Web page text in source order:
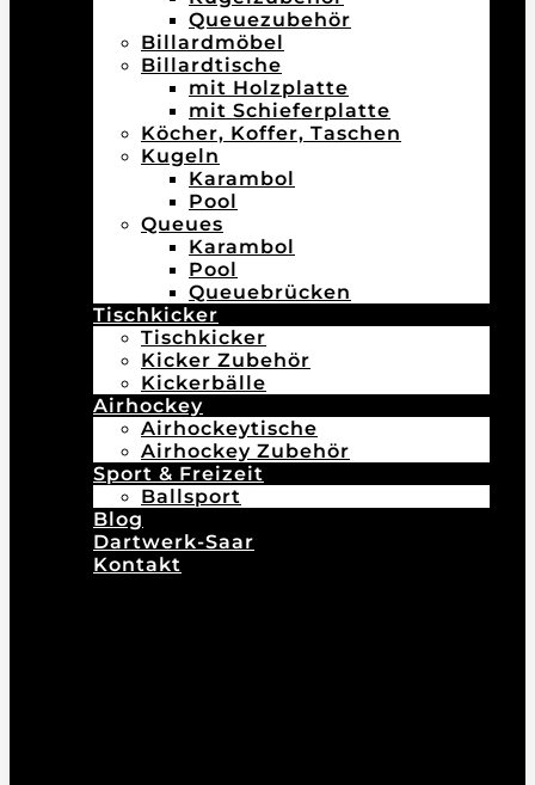
Queuezubehör
Billardmöbel
Billardtische
mit Holzplatte
mit Schieferplatte
Köcher, Koffer, Taschen
Kugeln
Karambol
Pool
Queues
Karambol
Pool
Queuebrücken
Tischkicker
Tischkicker
Kicker Zubehör
Kickerbälle
Airhockey
Airhockeytische
Airhockey Zubehör
Sport & Freizeit
Ballsport
Blog
Dartwerk-Saar
Kontakt